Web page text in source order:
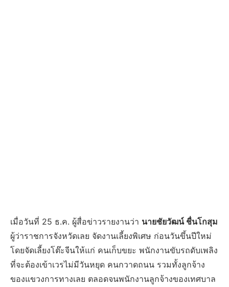
เมื่อวันที่ 25 ธ.ค. ผู้สื่อข่าวรายงานว่า นายชัยวัฒน์ ชื่นโกสุม
ผู้ว่าราชการจังหวัดเลย จัดงานเลี้ยงพิเศษ ก่อนวันขึ้นปีใหม่
โดยจัดเลี้ยงโต๊ะจีนให้แก่ คนเก็บขยะ พนักงานขับรถดับเพลิง
ที่จะต้องเข้าเวรไม่มีวันหยุด คนกวาดถนน รวมทั้งลูกจ้าง
ของแขวงการทางเลย ตลอดจนพนักงานลูกจ้างของเทศบาล